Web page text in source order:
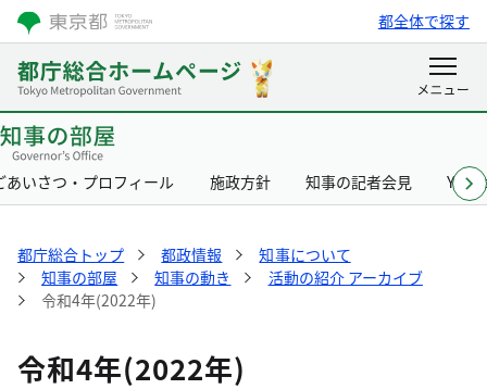
都全体で探す
あいさつ・プロフィール 施政方針 知事の記者会見
都庁総合トップ 都政情報
知事について
知事の部屋
知事の動き
活動の紹介 アーカイブ
令和4年(2022年)
令和4年(2022年)